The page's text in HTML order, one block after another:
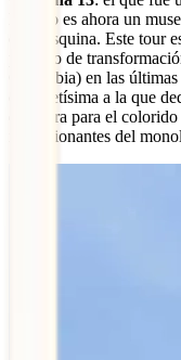
Mundo es ahora un
cada esquina. Este tour
proceso de
Colombia) en las
completísima a la que
día extra para el colorido
impresionantes del